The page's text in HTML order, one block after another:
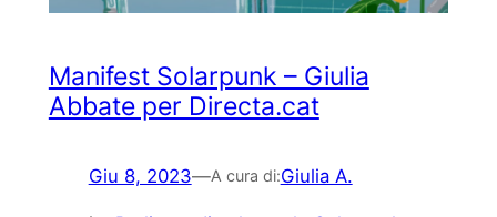
Manifest Solarpunk – Giulia
Abbate per Directa.cat
Giu 8, 2023—A cura di:Giulia A.